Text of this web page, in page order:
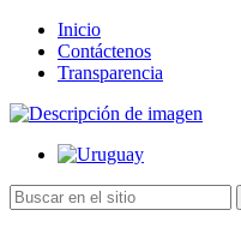
Inicio
Contáctenos
Transparencia